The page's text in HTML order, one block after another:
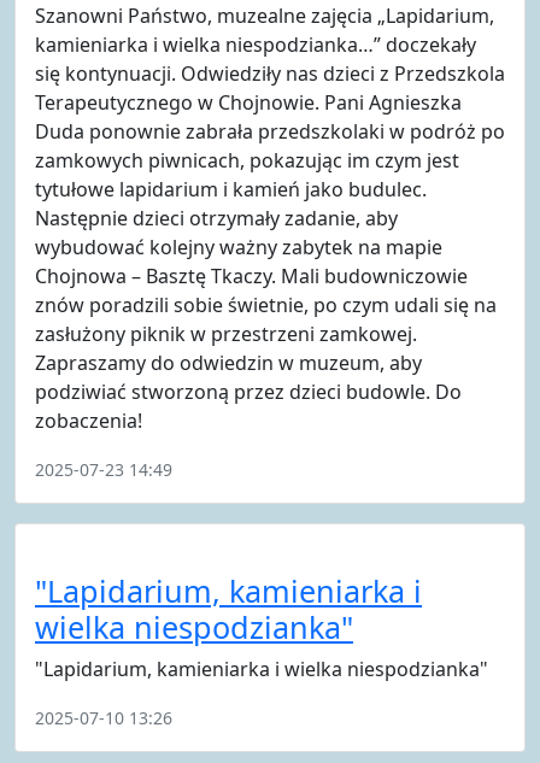
Szanowni Państwo, muzealne zajęcia „Lapidarium,
kamieniarka i wielka niespodzianka…” doczekały
się kontynuacji. Odwiedziły nas dzieci z Przedszkola
Terapeutycznego w Chojnowie. Pani Agnieszka
Duda ponownie zabrała przedszkolaki w podróż po
zamkowych piwnicach, pokazując im czym jest
tytułowe lapidarium i kamień jako budulec.
Następnie dzieci otrzymały zadanie, aby
wybudować kolejny ważny zabytek na mapie
Chojnowa – Basztę Tkaczy. Mali budowniczowie
znów poradzili sobie świetnie, po czym udali się na
zasłużony piknik w przestrzeni zamkowej.
Zapraszamy do odwiedzin w muzeum, aby
podziwiać stworzoną przez dzieci budowle. Do
zobaczenia!
2025-07-23 14:49
"Lapidarium, kamieniarka i
wielka niespodzianka"
"Lapidarium, kamieniarka i wielka niespodzianka"
2025-07-10 13:26